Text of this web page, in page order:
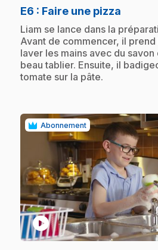
E6 : Faire une pizza
.Liam se lance dans la
Avant de commencer, il
laver les mains avec du
beau tablier. Ensuite, il
tomate sur la pâte.
Abonnement
play_circle